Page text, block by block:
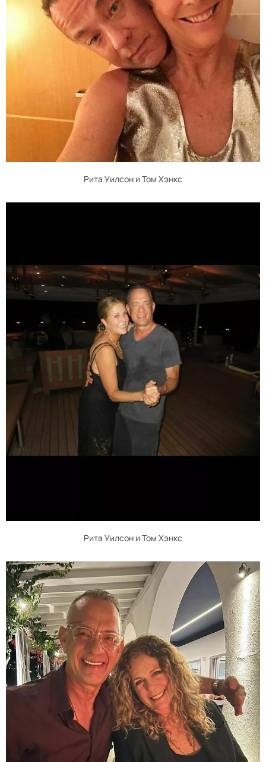
Рита Уилсон и Том Хэнкс
Рита Уилсон и Том Хэнкс